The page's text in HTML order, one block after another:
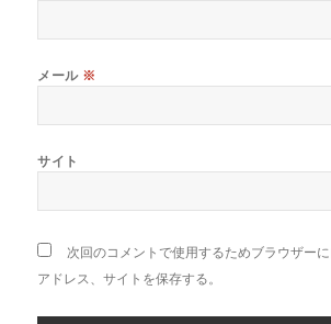
メール ※
サイト
次回のコメントで使用するためブラウザー
アドレス、サイトを保存する。